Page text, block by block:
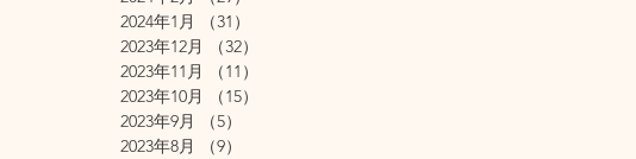
2024年1月
（31）
2023年12月
（32）
2023年11月
（11）
2023年10月
（15）
2023年9月
（5）
2023年8月
（9）